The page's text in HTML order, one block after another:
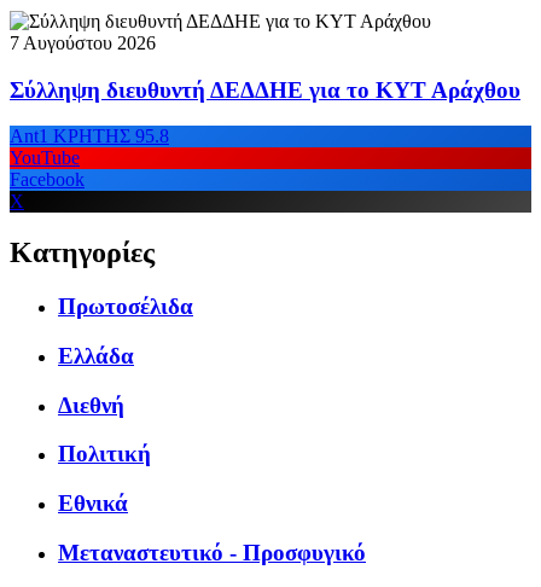
7 Αυγούστου 2026
Σύλληψη διευθυντή ΔΕΔΔΗΕ για το ΚΥΤ Αράχθου
Ant1 ΚΡΗΤΗΣ 95.8
YouTube
Facebook
X
Κατηγορίες
Πρωτοσέλιδα
Ελλάδα
Διεθνή
Πολιτική
Εθνικά
Μεταναστευτικό - Προσφυγικό